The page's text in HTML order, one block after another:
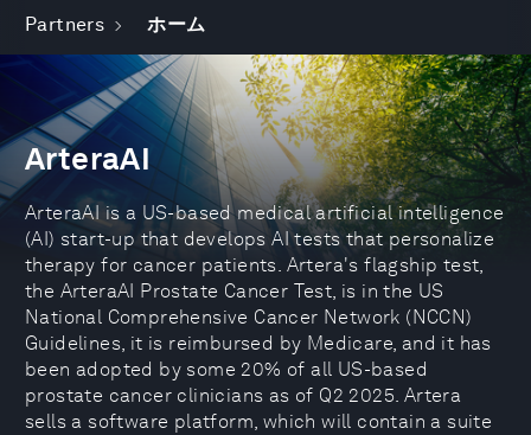
Partners ホーム
ArteraAI
ArteraAI is a US-based medical artificial intelligence
(AI) start-up that develops AI tests that personalize
therapy for cancer patients. Artera's flagship test,
the ArteraAI Prostate Cancer Test, is in the US
National Comprehensive Cancer Network (NCCN)
Guidelines, it is reimbursed by Medicare, and it has
been adopted by some 20% of all US-based
prostate cancer clinicians as of Q2 2025. Artera
sells a software platform, which will contain a suite